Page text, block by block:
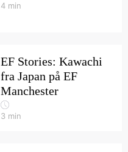
4 min
EF Stories: Kawachi
fra Japan på EF
Manchester
3 min